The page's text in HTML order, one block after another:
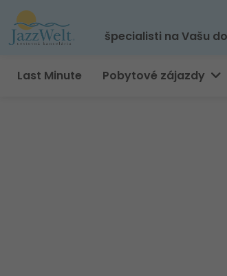
špecialisti na Vašu
Last Minute Pobytové zájazdy